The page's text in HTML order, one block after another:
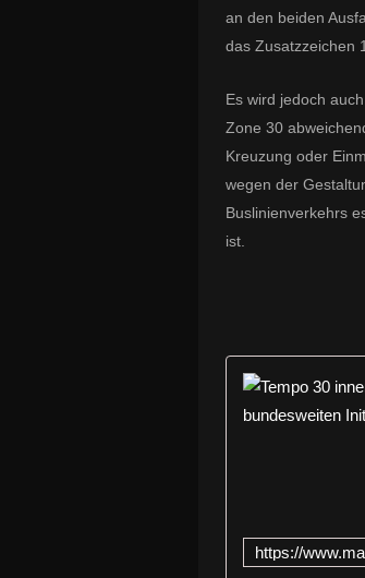
an den beiden
das Zusatzzeichen
Es wird jedoch
Zone 30
Kreuzung oder
wegen der
Buslinienverkehrs
ist.